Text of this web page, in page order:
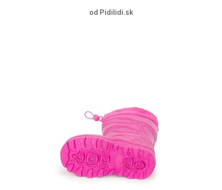
od Pidilidi.sk